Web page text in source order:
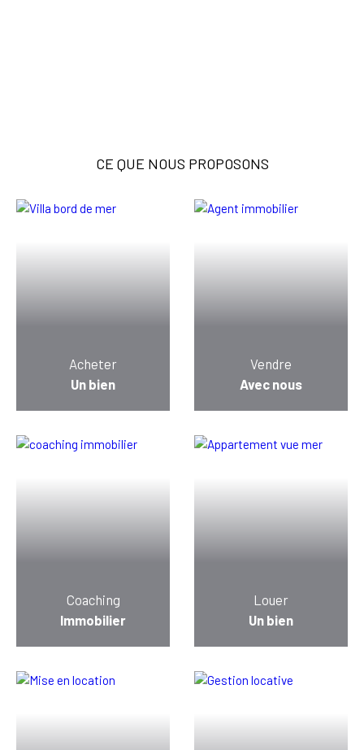
CE QUE NOUS PROPOSONS
Acheter
Un bien
Vendre
Avec nous
Coaching
Immobilier
Louer
Un bien